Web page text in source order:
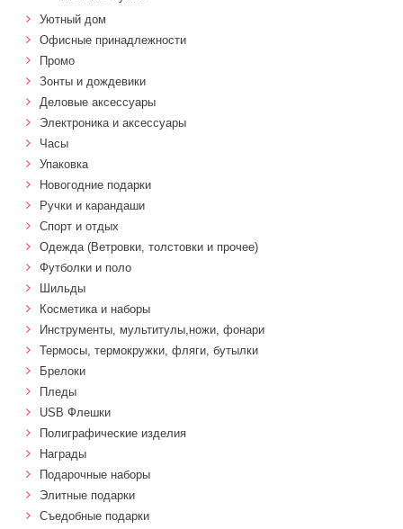
Уютный дом
Офисные принадлежности
Промо
Зонты и дождевики
Деловые аксессуары
Электроника и аксессуары
Часы
Упаковка
Новогодние подарки
Ручки и карандаши
Спорт и отдых
Одежда (Ветровки, толстовки и прочее)
Футболки и поло
Шильды
Косметика и наборы
Инструменты, мультитулы,ножи, фонари
Термосы, термокружки, фляги, бутылки
Брелоки
Пледы
USB Флешки
Полиграфические изделия
Награды
Подарочные наборы
Элитные подарки
Cъедобные подарки